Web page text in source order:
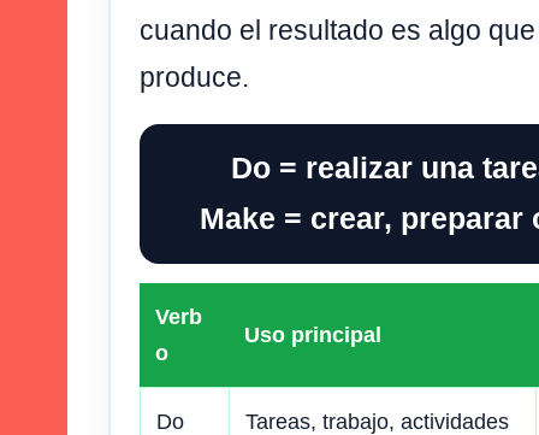
cuando el resultado es algo
produce.
Do = realizar una
Make = crear,
Verb
o
Uso principal
Do Tareas, trabajo, actividades